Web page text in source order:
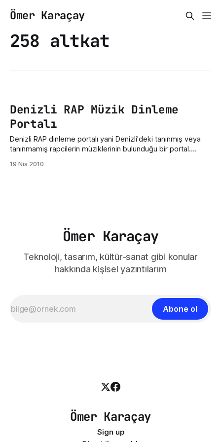
Ömer Karaçay
258 altkat
Denizli RAP Müzik Dinleme
Portalı
Denizli RAP dinleme portalı yani Denizli'deki tanınmış veya
tanınmamış rapcilerin müziklerinin bulunduğu bir portal.
Blog bölümünde yeni çıkan albümleri, etkinlikleri tanıtıyoruz.
19 Nis 2010
Ömer Karaçay
Teknoloji, tasarım, kültür-sanat gibi konular
hakkında kişisel yazıntılarım
Abone ol
Ömer Karaçay
Sign up